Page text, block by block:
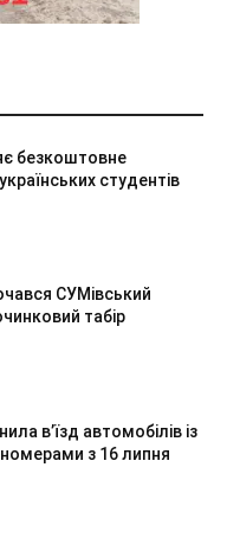
безкоштовне
студентів
СУМівський
табір
в’їзд автомобілів із
з 16 липня